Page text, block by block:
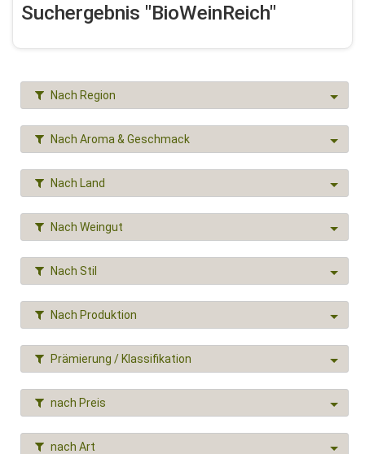
Suchergebnis "BioWeinReich"
Nach Region
Nach Aroma & Geschmack
Nach Land
Nach Weingut
Nach Stil
Nach Produktion
Prämierung / Klassifikation
nach Preis
nach Art